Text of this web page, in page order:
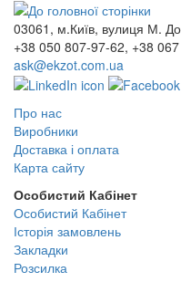
03061, м.Київ, вулиця М.
+38 050 807-97-62, +38
ask@ekzot.com.ua
Про нас
Виробники
Доставка і оплата
Карта сайту
Особистий Кабінет
Особистий Кабінет
Історія замовлень
Закладки
Розсилка